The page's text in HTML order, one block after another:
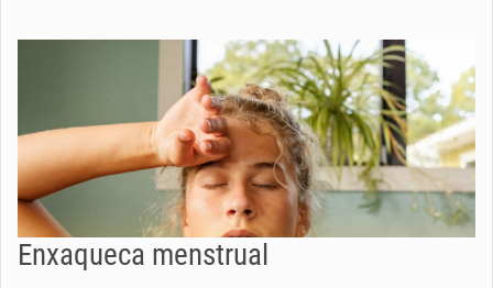
Enxaqueca menstrual